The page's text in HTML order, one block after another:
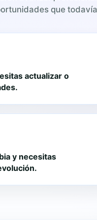
que
actualizar o
y necesitas